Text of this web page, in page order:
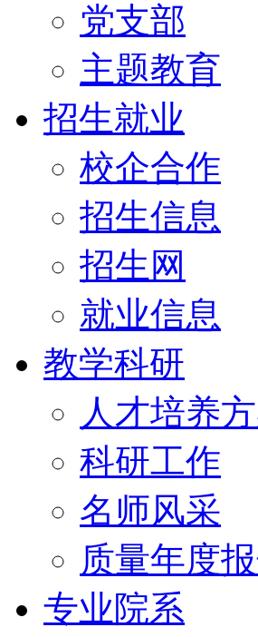
党支部
主题教育
招生就业
校企合作
招生信息
招生网
就业信息
教学科研
人才培养
科研工作
名师风采
质量年度
专业院系